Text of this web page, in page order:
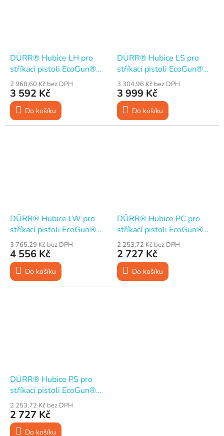
DÜRR® Hubice LH pro
stříkací pistoli EcoGun®
119
2 968,60 Kč bez DPH
3 592 Kč
Do košíku
DÜRR® Hubice LS pro
stříkací pistoli EcoGun®
119
3 304,96 Kč bez DPH
3 999 Kč
Do košíku
DÜRR® Hubice LW pro
stříkací pistoli EcoGun®
119
3 765,29 Kč bez DPH
4 556 Kč
Do košíku
DÜRR® Hubice PC pro
stříkací pistoli EcoGun®
246
2 253,72 Kč bez DPH
2 727 Kč
Do košíku
DÜRR® Hubice PS pro
stříkací pistoli EcoGun®
246
2 253,72 Kč bez DPH
2 727 Kč
Do košíku